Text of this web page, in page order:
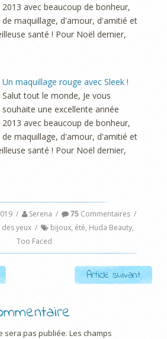
2013 avec beaucoup de bonheur,
de maquillage, d'amour, d'amitié et
santé ! Pour Noël dernier,
Un maquillage rouge avec Sleek !
Salut tout le monde, Je vous
souhaite une excellente année
2013 avec beaucoup de bonheur,
de maquillage, d'amour, d'amitié et
santé ! Pour Noël dernier,
/ Serena / 75Commentaires /
yeux / bijoux, été, Huda Beauty,
Too Faced
Article suivant
sera pas publiée. Les champs